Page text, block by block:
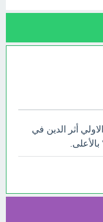
أثر الدين في